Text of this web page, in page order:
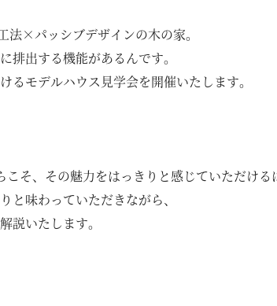
法×パッシブデザインの木の家。
排出する機能があるんです。
るモデルハウス見学会を開催いたします。
そ、その魅力をはっきりと感じていただける
と味わっていただきながら、
説いたします。